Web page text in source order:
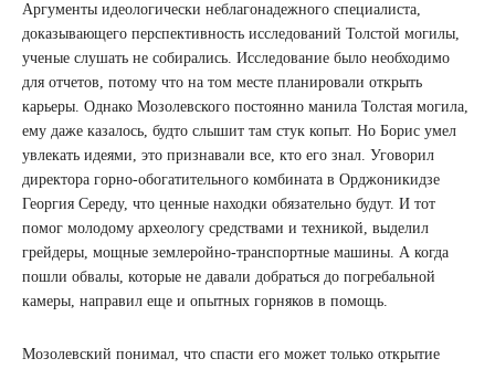
Аргументы идеологически неблагонадежного специалиста,
доказывающего перспективность исследований Толстой могилы,
ученые слушать не собирались. Исследование было необходимо
для отчетов, потому что на том месте планировали открыть
карьеры. Однако Мозолевского постоянно манила Толстая могила,
ему даже казалось, будто слышит там стук копыт. Но Борис умел
увлекать идеями, это признавали все, кто его знал. Уговорил
директора горно-обогатительного комбината в Орджоникидзе
Георгия Середу, что ценные находки обязательно будут. И тот
помог молодому археологу средствами и техникой, выделил
грейдеры, мощные землеройно-транспортные машины. А когда
пошли обвалы, которые не давали добраться до погребальной
камеры, направил еще и опытных горняков в помощь.
Мозолевский понимал, что спасти его может только открытие